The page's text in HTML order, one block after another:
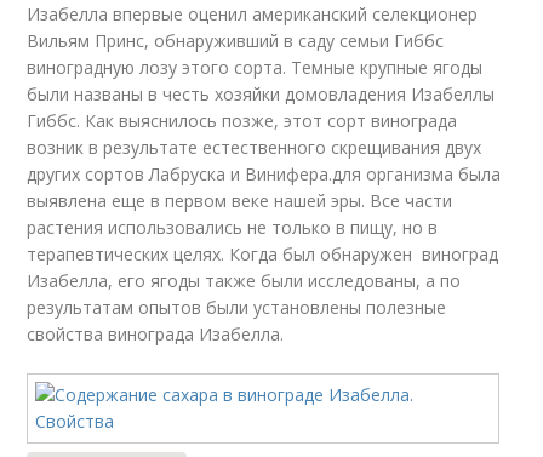
Изабелла впервые оценил американский селекционер
Вильям Принс, обнаруживший в саду семьи Гиббс
виноградную лозу этого сорта. Темные крупные ягоды
были названы в честь хозяйки домовладения Изабеллы
Гиббс. Как выяснилось позже, этот сорт винограда
возник в результате естественного скрещивания двух
других сортов Лабруска и Винифера.для организма была
выявлена еще в первом веке нашей эры. Все части
растения использовались не только в пищу, но в
терапевтических целях. Когда был обнаружен виноград
Изабелла, его ягоды также были исследованы, а по
результатам опытов были установлены полезные
свойства винограда Изабелла.